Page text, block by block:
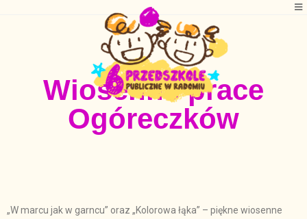
Wiosenne prace
Ogóreczków
„W marcu jak w garncu” oraz „Kolorowa łąka” – piękne wiosenne